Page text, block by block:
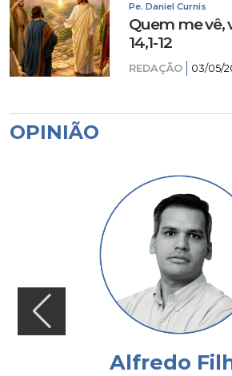
Pe. Daniel Curnis
Quem me vê,
14,1-12
REDAÇÃO 03/05/
OPINIÃO
Alfredo